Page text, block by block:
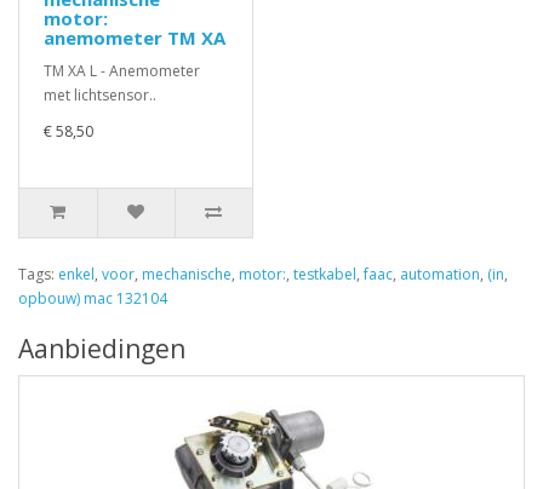
motor:
anemometer TM XA
TM XA L - Anemometer
met lichtsensor..
€ 58,50
Tags: enkel, voor, mechanische, motor:, testkabel,faac, automation, (in,
opbouw) mac 132104
Aanbiedingen